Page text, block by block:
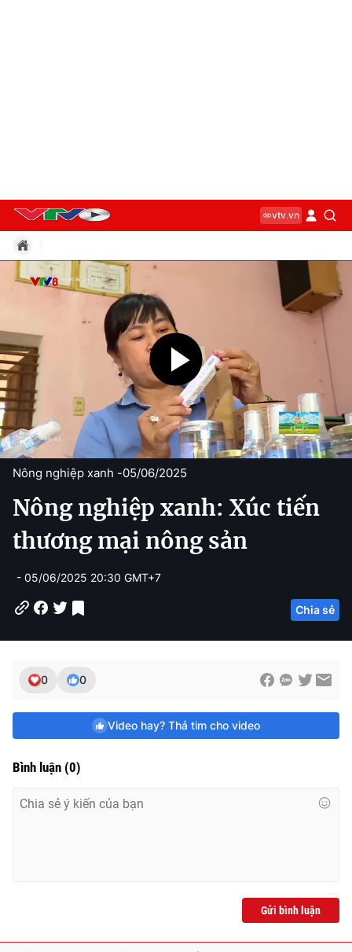
vtv.vn
Nông nghiệp xanh -05/06/2025
Nông nghiệp xanh: Xúc tiến
thương mại nông sản
- 05/06/2025 20:30 GMT+7
Chia sẻ
0 0
Video hay? Thả tim cho video
Bình luận (0)
Gửi bình luận